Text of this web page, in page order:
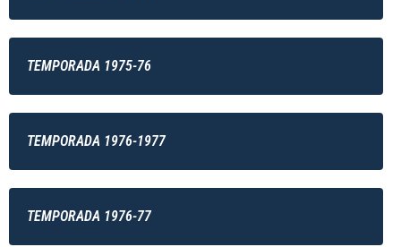
TEMPORADA 1975-76
TEMPORADA 1976-1977
TEMPORADA 1976-77